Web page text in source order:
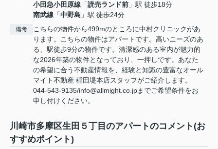
小田急小田原線 「読売ランド前 」駅 徒歩18分
南武線 「中野島 」駅 徒歩24分
備考
こちらの物件から499mのところに中村クリニックがあ
ります。こちらの物件はアパートです。高いニーズのあ
る、駅徒歩9分の物件です。清潔感のある室内が魅力的
な2026年築の物件となっており、一押しです。あなた
の希望に合う不動産情報を、経験と知識の豊富なオール
マイト不動産 稲田堤本店スタッフがご紹介します。
044-543-9135/info@allmight.co.jpまでご希望条件をお
申し付けください。
川崎市多摩区生田５丁目のアパートのコメント(お
すすめポイント)